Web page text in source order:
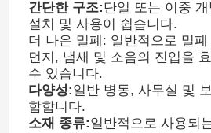
간단한 구조:단일 또는 이중
설치 및 사용이 쉽습니다.
더 나은 밀폐: 일반적으로 밀
먼지, 냄새 및 소음의 진입을
수 있습니다.
다양성:일반 병동, 사무실 및
합합니다.
소재 종류:일반적으로 사용되